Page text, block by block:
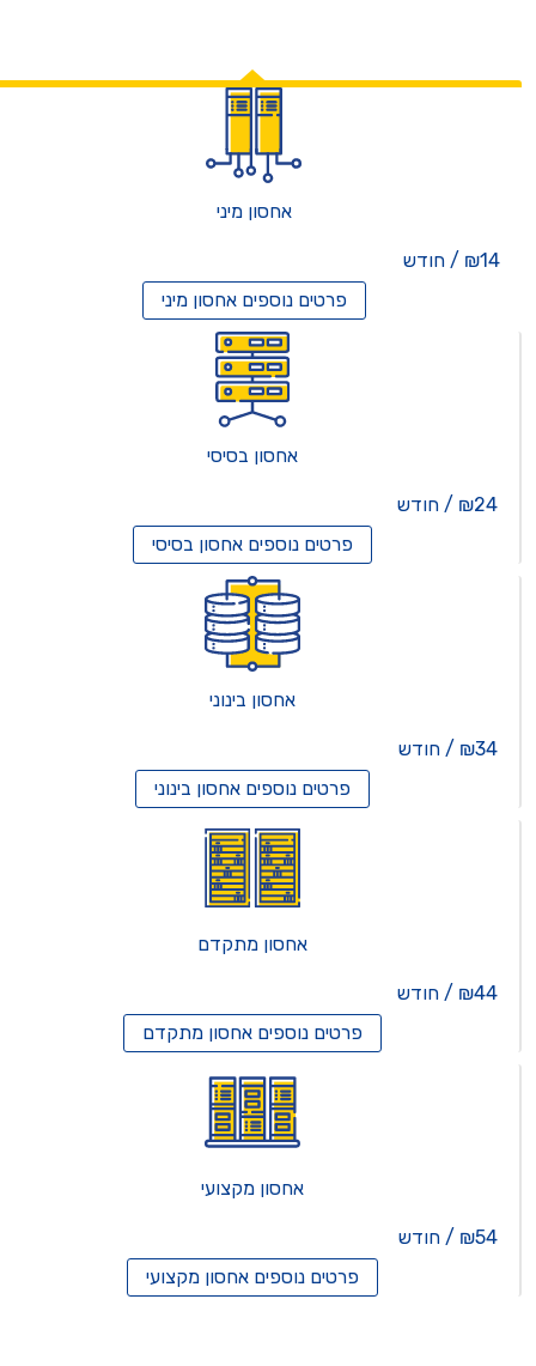
אחסון מיני
₪14 / חודש
פרטים נוספיםאחסון מיני
אחסון בסיסי
₪24 / חודש
פרטים נוספיםאחסון בסיסי
אחסון בינוני
₪34 / חודש
פרטים נוספיםאחסון בינוני
אחסון מתקדם
₪44 / חודש
פרטים נוספיםאחסון מתקדם
אחסון מקצועי
₪54 / חודש
פרטים נוספיםאחסון מקצועי